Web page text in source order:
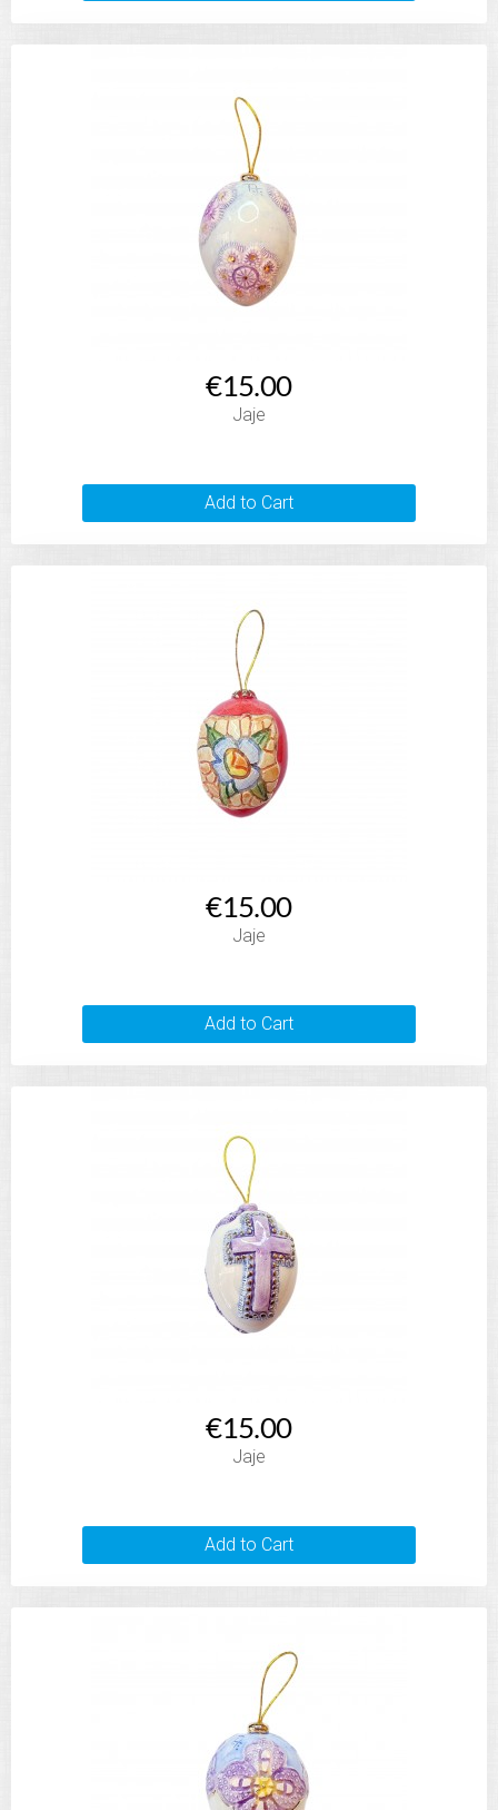
€15.00
Jaje
Add to Cart
€15.00
Jaje
Add to Cart
€15.00
Jaje
Add to Cart